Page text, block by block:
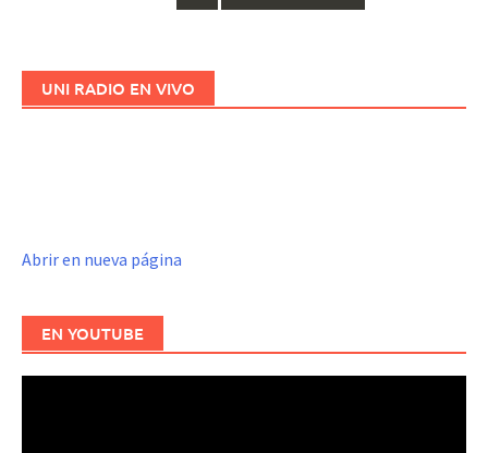
UNI RADIO EN VIVO
Abrir en nueva página
EN YOUTUBE